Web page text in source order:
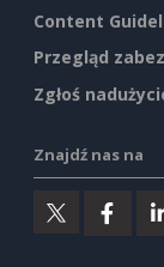
Content
Przegląd
Zgłoś
Znajdź nas na